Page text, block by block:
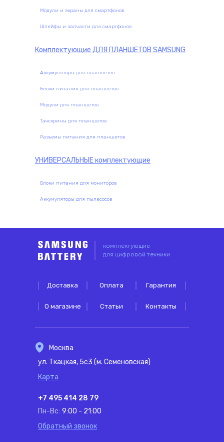
Модули и экраны для смартфонов
Шлейфы и запчасти для смартфонов
Комплектующие ДЛЯ ПЛАНШЕТОВ SAMSUNG
Аккумуляторы для планшетов
Блоки питания для планшетов
Модули для планшетов
Тачскрины для планшетов
Разъемы питания для планшетов
УНИВЕРСАЛЬНЫЕкомплектующие
Блоки питания для мониторов
Аккумуляторы для пылесосов
комплектующие
для цифровой техники
Доставка Оплата Гарантия
О магазине Статьи Контакты
Москва
ул. Ткацкая, 5с3 (м. Семеновская)
Карта
+7 495 414 28 79
Пн-Вс: 9:00 - 21:00
Обратный звонок